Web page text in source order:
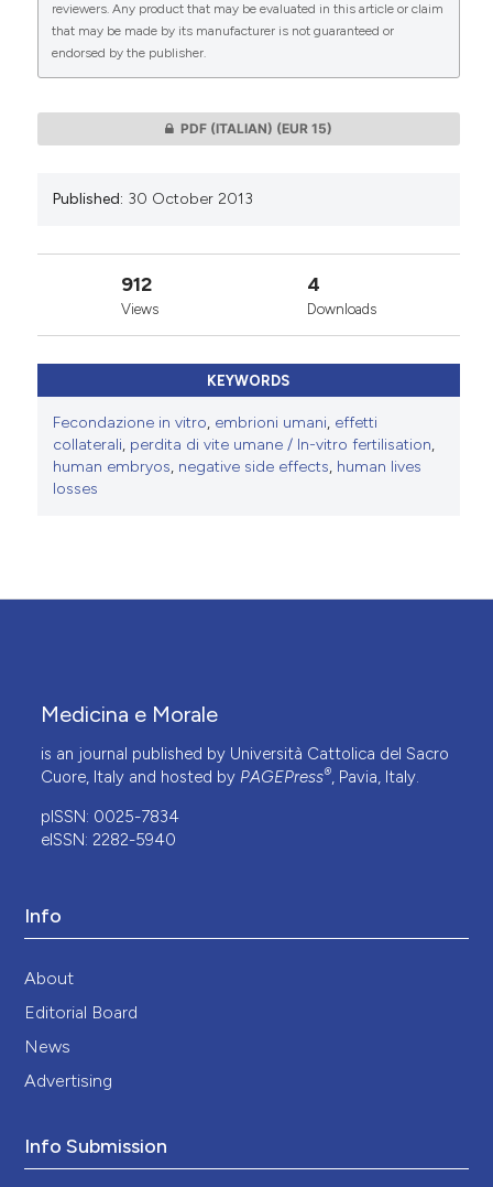
0 0
reviewers. Any product that may be evaluated in this article or claim
that may be made by its manufacturer is not guaranteed or
endorsed by the publisher.
PDF (ITALIAN) (EUR 15)
Published: 30 October 2013
912
Views
4
Downloads
KEYWORDS
Fecondazione in vitro, embrioni umani, effetti
collaterali, perdita di vite umane / In-vitro fertilisation,
human embryos, negative side effects, human lives
losses
Medicina e Morale
is an journal published by Università Cattolica del Sacro
Cuore, Italy and hosted by PAGEPress®, Pavia, Italy.
pISSN: 0025-7834
eISSN: 2282-5940
Info
About
Editorial Board
News
Advertising
Info Submission